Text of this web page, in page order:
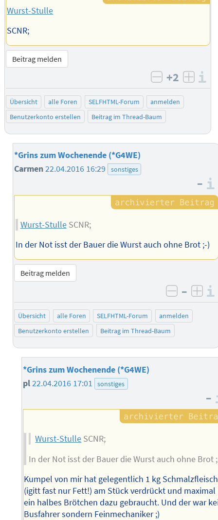
Wurst-Stulle
SCNR;
Beitrag melden
negativ
+2
Übersicht alle Foren SELFHTML-Forum
anmelden
Benutzerkonto erstellen
Beitrag im Thread-Baum
*Grins zum Wochenende (*G4WE)
Carmen22.04.2016 16:29 sonstiges
–
Wurst-StulleSCNR;
In der Not isst der Bauer die Wurst auch ohne Brot ;-)
Beitrag melden
negativ
–
Übersicht alle Foren SELFHTML-Forum
anmelden
Benutzerkonto erstellen
Beitrag im Thread-Baum
*Grins zum Wochenende (*G4WE)
pl22.04.2016 17:01 sonstiges
–
Wurst-Stulle SCNR;
In der Not isst der Bauer die Wurst auch ohne Brot
Kumpel von mir hat gelegentlich 1 kg Schmalzfleisch
(igitt fast nur Fett!) am Stück verdrückt und maximal
ein halbes Brötchen dazu gebraucht. Und der war
Busfahrer sondern Feinmechaniker ;)